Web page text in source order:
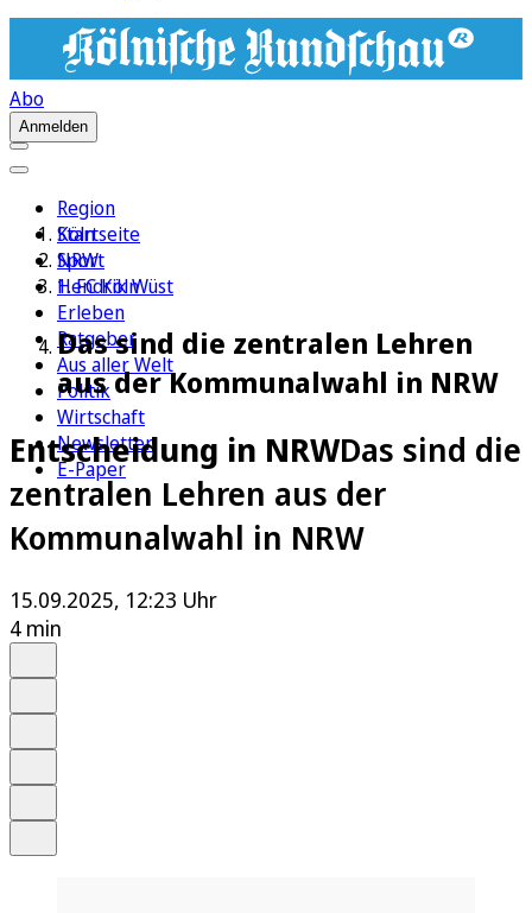
Abo
Anmelden
Region
Köln
Sport
1. FC Köln
Erleben
Ratgeber
Aus aller Welt
Politik
Wirtschaft
Newsletter
E-Paper
Startseite
NRW
Hendrik Wüst
Das sind die zentralen Lehren
aus der Kommunalwahl in NRW
Entscheidung in NRWDas sind die
zentralen Lehren aus der
Kommunalwahl in NRW
15.09.2025, 12:23 Uhr
4 min